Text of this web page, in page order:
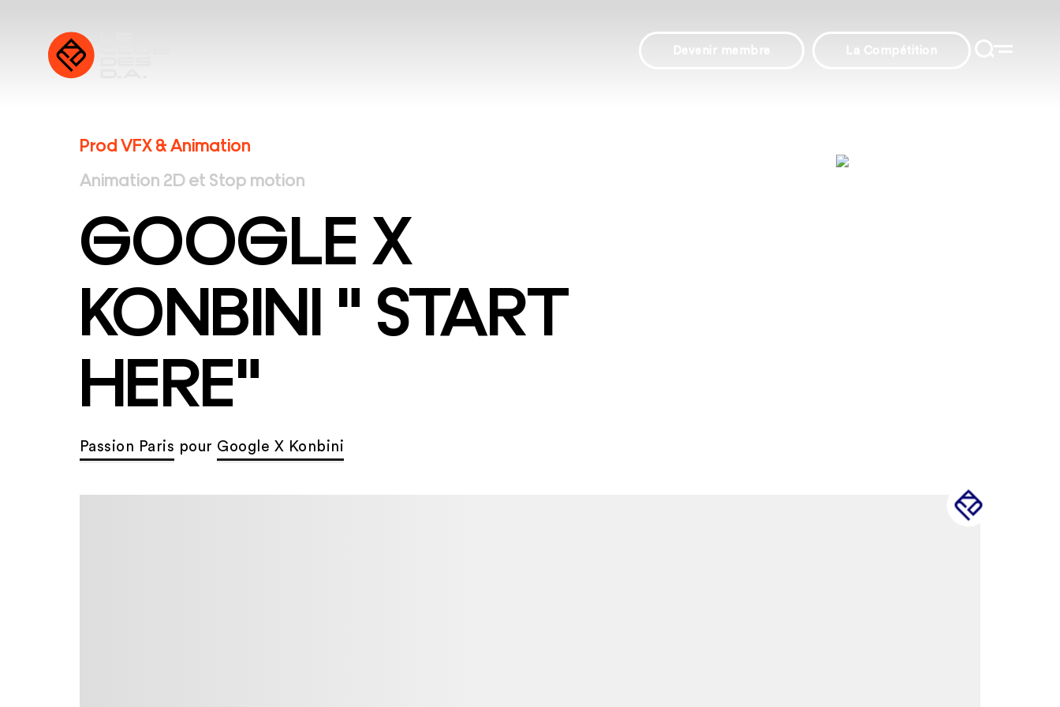
Devenir membre La Compétition
Prod VFX & Animation
Animation 2D et Stop motion
GOOGLE X
KONBINI " START
HERE"
Passion Paris pour Google X Konbini